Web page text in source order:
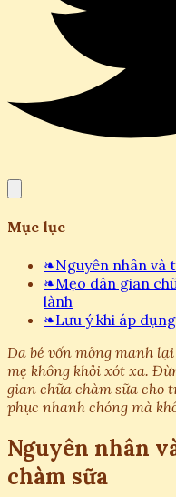
Mục lục
❧Nguyên nhân và
❧Mẹo dân gian
lành
❧Lưu ý khi áp
Da bé vốn mỏng manh
mẹ không khỏi xót xa.
gian chữa chàm sữa cho
phục nhanh chóng mà
Nguyên nhân
chàm sữa